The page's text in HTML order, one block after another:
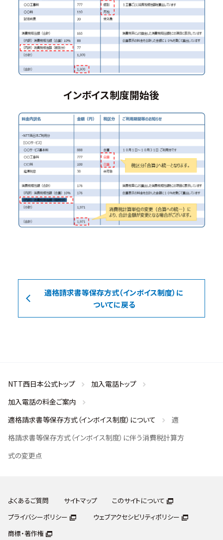
インボイス制度開始後
適格請求書等保存方式（インボイス制度）に
ついてに戻る
NTT西日本公式トップ
加入電話トップ
加入電話の料金ご案内
適格請求書等保存方式（インボイス制度）について
適
格請求書等保存方式（インボイス制度）に伴う消費税計算方
式の変更点
よくあるご質問 サイトマップ
このサイトについて
プライバシーポリシー
ウェブアクセシビリティポリシー
商標・著作権